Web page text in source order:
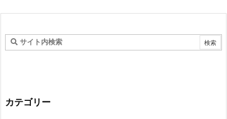
カテゴリー